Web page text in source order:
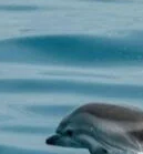
Свят 09.06.2026
По-честото
фактора и не